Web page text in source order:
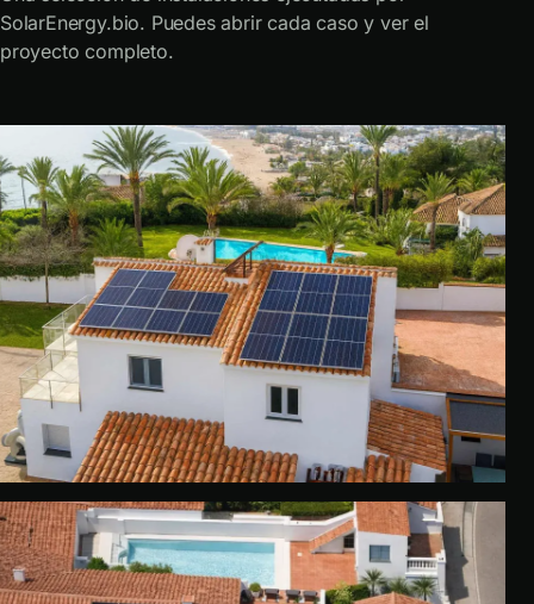
SolarEnergy.bio. Puedes abrir cada caso y ver el
proyecto completo.
Integración residencial Ver caso ↗